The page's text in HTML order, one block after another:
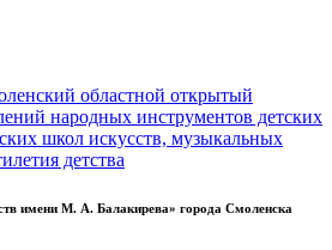
областной открытый
народных инструментов детских
школ искусств, музыкальных
детства
имени М. А. Балакирева» города Смоленска